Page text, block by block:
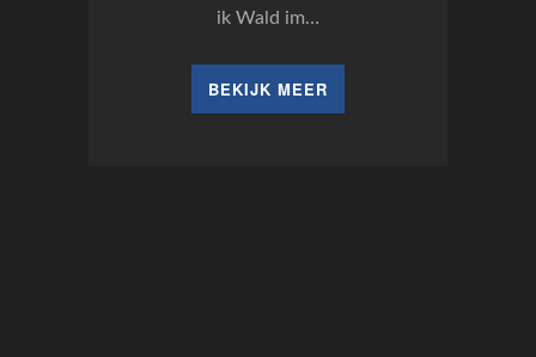
ik Wald im…
BEKIJK MEER